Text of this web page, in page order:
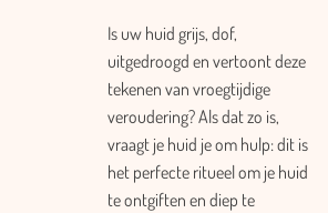
Is uw huid grijs, dof,
uitgedroogd en vertoont deze
tekenen van vroegtijdige
veroudering? Als dat zo is,
vraagt je huid je om hulp: dit is
het perfecte ritueel om je huid
te ontgiften en diep te